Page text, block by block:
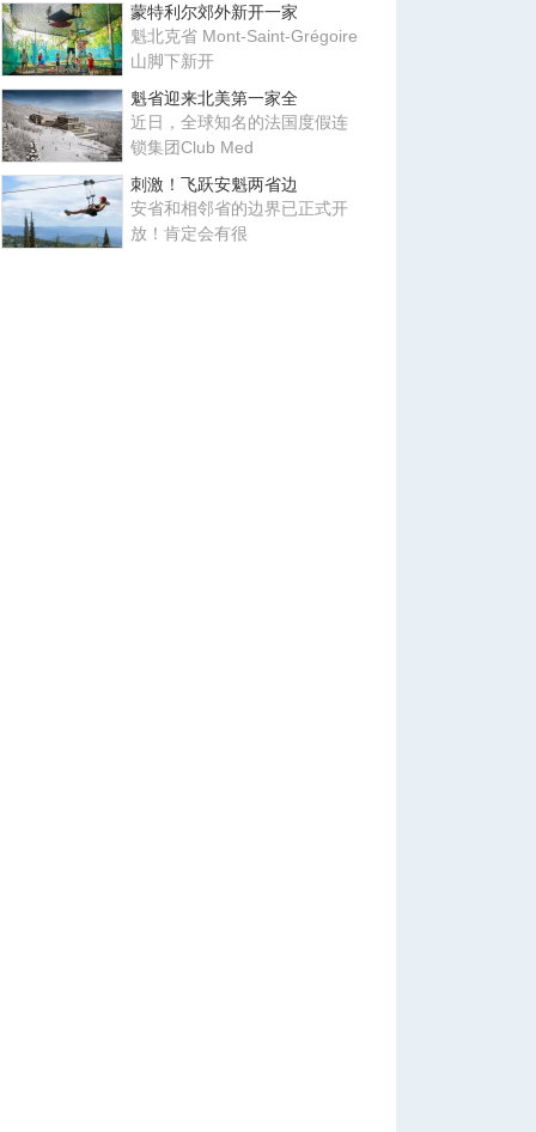
蒙特利尔郊外新开一家
魁北克省 Mont-Saint-Grégoire
山脚下新开
魁省迎来北美第一家全
近日，全球知名的法国度假连
锁集团Club Med
刺激！飞跃安魁两省边
安省和相邻省的边界已正式开
放！肯定会有很